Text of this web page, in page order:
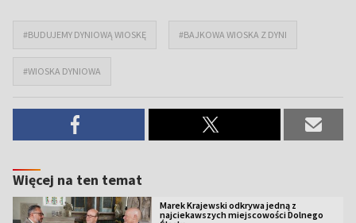
#BUDUJEMY DYNIOWĄ WIOSKĘ #BAJKOWA WIOSKA Z DYNI
#WIOSKA DYNIOWA
Więcej na ten temat
Marek Krajewski odkrywa jedną z
najciekawszych miejscowości Dolnego